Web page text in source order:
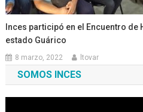
Inces participó en el Encuentro de
estado Guárico
8 marzo, 2022 ltovar
SOMOS INCES